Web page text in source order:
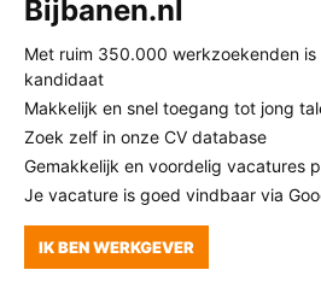
Bijbanen.nl
Met ruim 350.000 werkzoekenden
kandidaat
Makkelijk en snel toegang tot jong
Zoek zelf in onze CV database
Gemakkelijk en voordelig vacatures
Je vacature is goed vindbaar via
IK BEN WERKGEVER